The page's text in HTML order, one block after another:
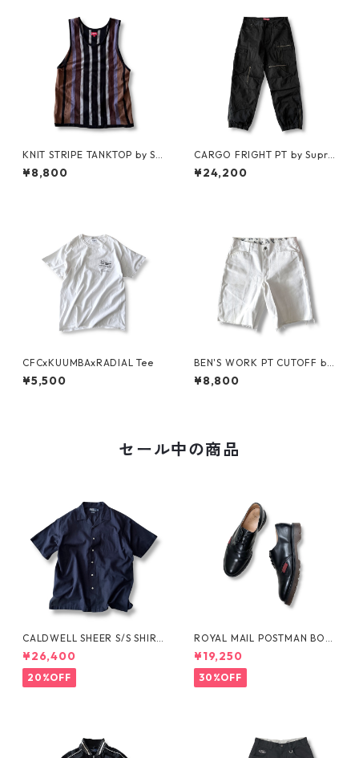
KNIT STRIPE TANKTOP by Su
preme
¥8,800
CARGO FRIGHT PT by Supre
me
¥24,200
CFCxKUUMBAxRADIAL Tee
¥5,500
BEN'S WORK PT CUTOFF by
Ben Davis
¥8,800
セール中の商品
CALDWELL SHEER S/S SHIRT
by Polo Ralph Lauren
¥26,400
20%OFF
ROYAL MAIL POSTMAN BOO
TS by Dr.MARTENS
¥19,250
30%OFF